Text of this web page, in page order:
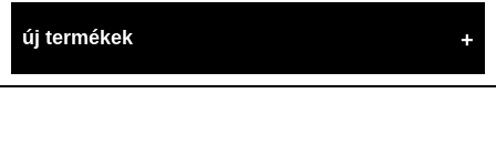
új termékek